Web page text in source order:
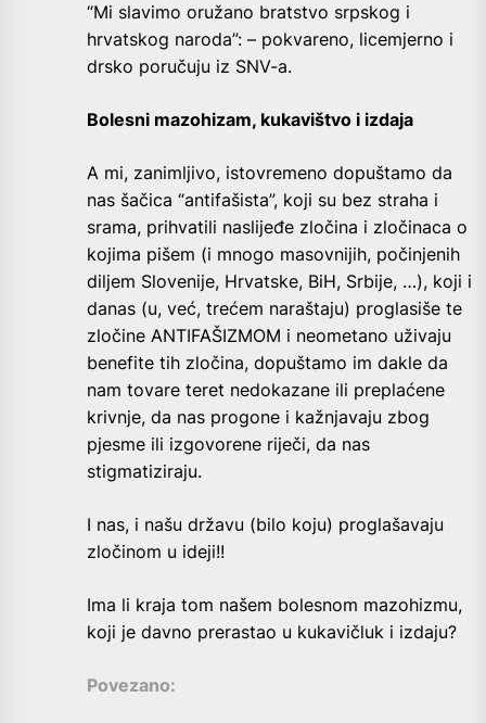
“Mi slavimo oružano bratstvo srpskog i
hrvatskog naroda”: – pokvareno, licemjerno i
drsko poručuju iz SNV-a.
Bolesni mazohizam, kukavištvo i izdaja
A mi, zanimljivo, istovremeno dopuštamo da
nas šačica “antifašista”, koji su bez straha i
srama, prihvatili naslijeđe zločina i zločinaca o
kojima pišem (i mnogo masovnijih, počinjenih
diljem Slovenije, Hrvatske, BiH, Srbije, …), koji i
danas (u, već, trećem naraštaju) proglasiše te
zločine ANTIFAŠIZMOM i neometano uživaju
benefite tih zločina, dopuštamo im dakle da
nam tovare teret nedokazane ili preplaćene
krivnje, da nas progone i kažnjavaju zbog
pjesme ili izgovorene riječi, da nas
stigmatiziraju.
I nas, i našu državu (bilo koju) proglašavaju
zločinom u ideji!!
Ima li kraja tom našem bolesnom mazohizmu,
koji je davno prerastao u kukavičluk i izdaju?
Povezano: